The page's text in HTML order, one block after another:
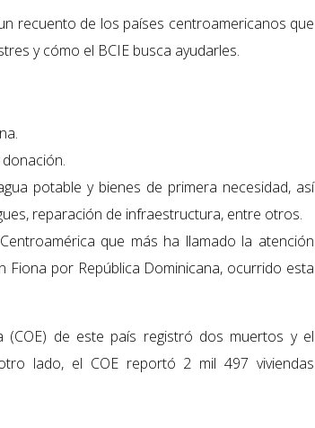
recuento de los países centroamericanos que
y cómo el BCIE busca ayudarles.
potable y bienes de primera necesidad, así
reparación de infraestructura, entre otros.
que más ha llamado la atención
Fiona por República Dominicana, ocurrido esta
(COE) de este país registró dos muertos y el
lado, el COE reportó 2 mil 497 viviendas